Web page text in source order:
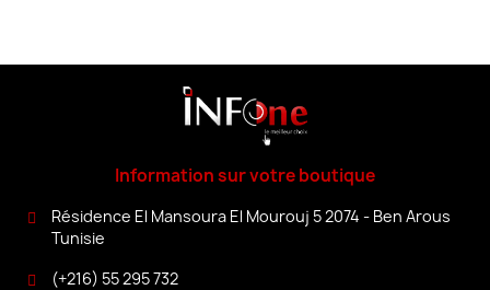
Information sur votre boutique
Résidence El Mansoura El Mourouj 5 2074 - Ben Arous
Tunisie
(+216) 55 295 732